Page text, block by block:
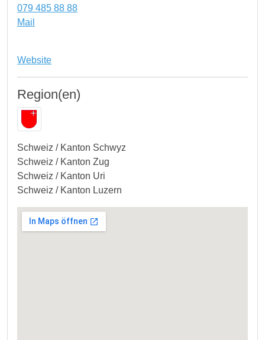
079 485 88 88
Mail
Website
Region(en)
Schweiz / Kanton Schwyz
Schweiz / Kanton Zug
Schweiz / Kanton Uri
Schweiz / Kanton Luzern